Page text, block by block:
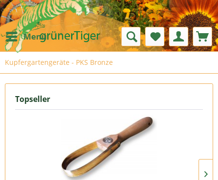
Menü
Kupfergartengeräte - PKS Bronze
Topseller